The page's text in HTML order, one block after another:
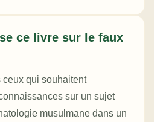
ce livre sur le faux
ceux qui souhaitent
sur un sujet
musulmane dans un